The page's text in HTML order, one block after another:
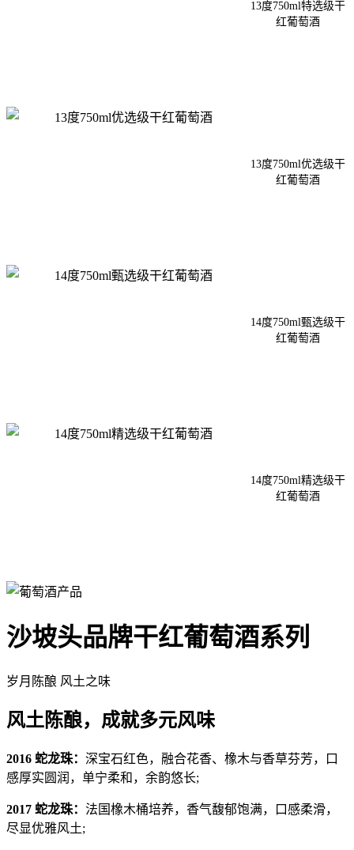
13度750ml特选级干
红葡萄酒
13度750ml优选级干
红葡萄酒
14度750ml甄选级干
红葡萄酒
14度750ml精选级干
红葡萄酒
沙坡头品牌干红葡萄酒系列
岁月陈酿 风土之味
风土陈酿，成就多元风味
2016 蛇龙珠： 深宝石红色，融合花香、橡木与香草芬芳，口
感厚实圆润，单宁柔和，余韵悠长;
2017 蛇龙珠： 法国橡木桶培养，香气馥郁饱满，口感柔滑，
尽显优雅风土;